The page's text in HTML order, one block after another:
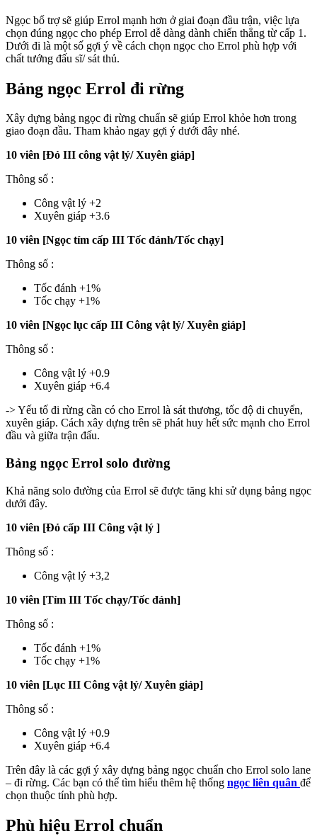
Ngọc bổ trợ sẽ giúp Errol mạnh hơn ở giai đoạn đầu trận, việc lựa
chọn đúng ngọc cho phép Errol dễ dàng dành chiến thắng từ cấp 1.
Dưới đi là một số gợi ý về cách chọn ngọc cho Errol phù hợp với
chất tướng đấu sĩ/ sát thủ.
Bảng ngọc Errol đi rừng
Xây dựng bảng ngọc đi rừng chuẩn sẽ giúp Errol khỏe hơn trong
giao đoạn đầu. Tham khảo ngay gợi ý dưới đây nhé.
10 viên [Đỏ III công vật lý/ Xuyên giáp]
Thông số :
Công vật lý +2
Xuyên giáp +3.6
10 viên [Ngọc tím cấp III Tốc đánh/Tốc chạy]
Thông số :
Tốc đánh +1%
Tốc chạy +1%
10 viên [Ngọc lục cấp III Công vật lý/ Xuyên giáp]
Thông số :
Công vật lý +0.9
Xuyên giáp +6.4
-> Yếu tố đi rừng cần có cho Errol là sát thương, tốc độ di chuyển,
xuyên giáp. Cách xây dựng trên sẽ phát huy hết sức mạnh cho Errol
đầu và giữa trận đấu.
Bảng ngọc Errol solo đường
Khả năng solo đường của Errol sẽ được tăng khi sử dụng bảng ngọc
dưới đây.
10 viên [Đỏ cấp III Công vật lý ]
Thông số :
Công vật lý +3,2
10 viên [Tím III Tốc chạy/Tốc đánh]
Thông số :
Tốc đánh +1%
Tốc chạy +1%
10 viên [Lục III Công vật lý/ Xuyên giáp]
Thông số :
Công vật lý +0.9
Xuyên giáp +6.4
Trên đây là các gợi ý xây dựng bảng ngọc chuẩn cho Errol solo lane
– đi rừng. Các bạn có thể tìm hiểu thêm hệ thống ngọc liên quân để
chọn thuộc tính phù hợp.
Phù hiệu Errol chuẩn